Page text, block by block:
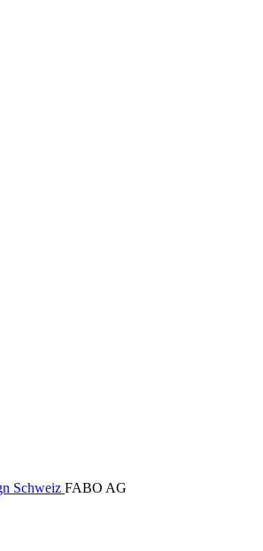
Schweiz FABO AG